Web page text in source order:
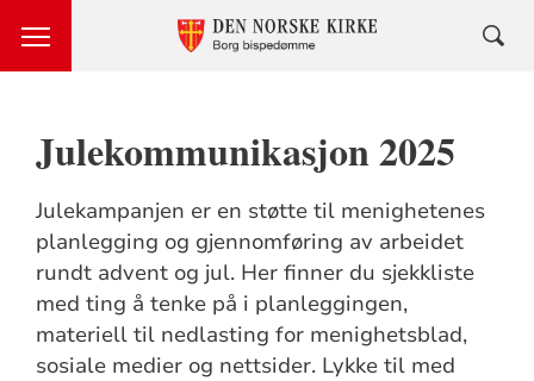
Julekommunikasjon 2025
Julekampanjen er en støtte til menighetenes
planlegging og gjennomføring av arbeidet
rundt advent og jul. Her finner du sjekkliste
med ting å tenke på i planleggingen,
materiell til nedlasting for menighetsblad,
sosiale medier og nettsider. Lykke til med